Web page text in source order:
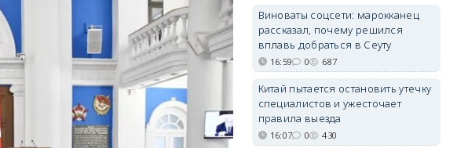
Виноваты соцсети: марокканец
рассказал, почему решился
вплавь добраться в Сеуту
16:59 0 687
Китай пытается остановить утечку
специалистов и ужесточает
правила выезда
16:07 0 430